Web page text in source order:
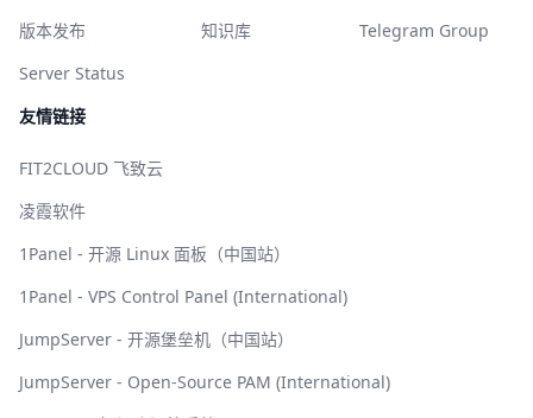
版本发布
Server Status
知识库
Telegram Group
友情链接
FIT2CLOUD 飞致云
凌霞软件
1Panel - 开源 Linux 面板（中国站）
1Panel - VPS Control Panel (International)
JumpServer - 开源堡垒机（中国站）
JumpServer - Open-Source PAM (International)